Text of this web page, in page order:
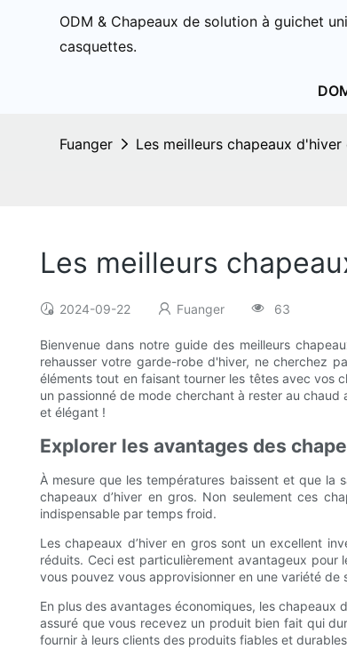
ODM & Chapeaux de solution à guichet
casquettes.
Fuanger Les meilleurs chapeaux
Les meilleurs
2024-09-22 Fuanger 63
Bienvenue dans notre guide des meilleurs
rehausser votre garde-robe d'hiver, ne cherchez
éléments tout en faisant tourner les têtes avec vos
un passionné de mode cherchant à rester au
et élégant !
Explorer les avantages des
À mesure que les températures baissent et que la
chapeaux d’hiver en gros. Non seulement ces
indispensable par temps froid.
Les chapeaux d’hiver en gros sont un excellent
réduits. Ceci est particulièrement avantageux
vous pouvez vous approvisionner en une variété
En plus des avantages économiques, les
assuré que vous recevez un produit bien fait qui
fournir à leurs clients des produits fiables et